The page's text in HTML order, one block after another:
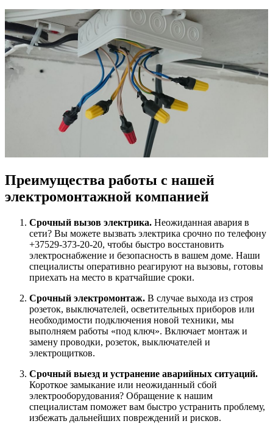
Преимущества работы с нашей
электромонтажной компанией
Срочный вызов электрика. Неожиданная авария в
сети? Вы можете вызвать электрика срочно по телефону
+37529-373-20-20, чтобы быстро восстановить
электроснабжение и безопасность в вашем доме. Наши
специалисты оперативно реагируют на вызовы, готовы
приехать на место в кратчайшие сроки.
Срочный электромонтаж. В случае выхода из строя
розеток, выключателей, осветительных приборов или
необходимости подключения новой техники, мы
выполняем работы «под ключ». Включает монтаж и
замену проводки, розеток, выключателей и
электрощитков.
Срочный выезд и устранение аварийных ситуаций.
Короткое замыкание или неожиданный сбой
электрооборудования? Обращение к нашим
специалистам поможет вам быстро устранить проблему,
избежать дальнейших повреждений и рисков.